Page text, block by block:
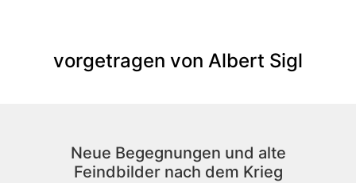
vorgetragen von Albert Sigl
Neue Begegnungen und alte
Feindbilder nach dem Krieg